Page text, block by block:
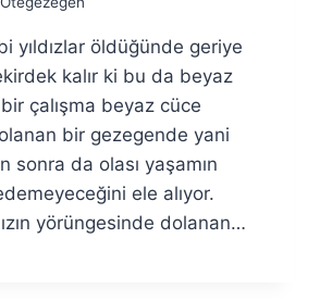
yıldızlar öldüğünde geriye
kalır ki bu da beyaz
çalışma beyaz cüce
bir gezegende yani
sonra da olası yaşamın
ele alıyor.
yörüngesinde dolanan…